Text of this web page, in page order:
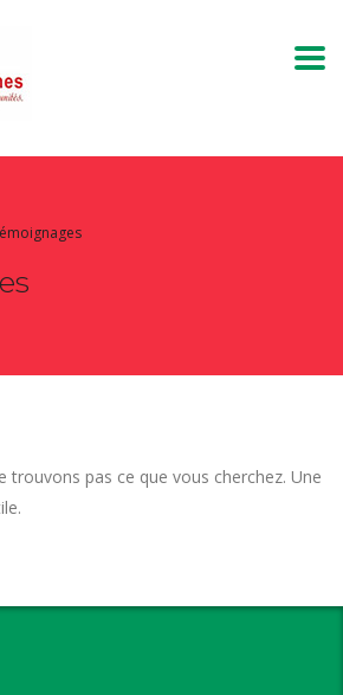
trouvons pas ce que vous cherchez. Une